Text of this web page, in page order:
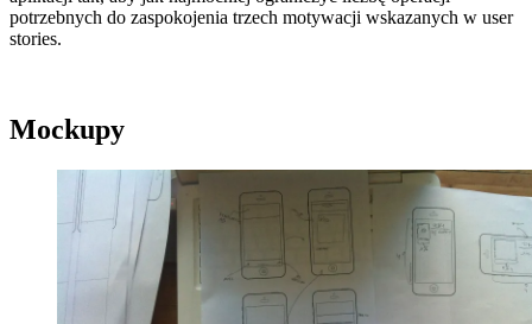
potrzebnych do zaspokojenia trzech motywacji wskazanych w user
stories.
Mockupy